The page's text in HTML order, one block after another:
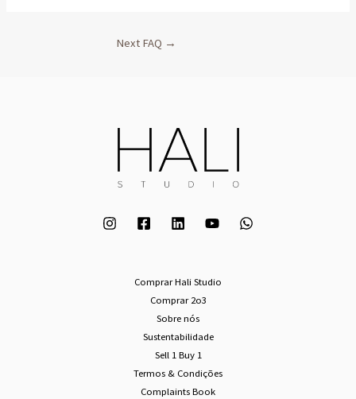
Next FAQ →
Comprar Hali Studio
Comprar 2o3
Sobre nós
Sustentabilidade
Sell 1 Buy 1
Termos & Condições
Complaints Book